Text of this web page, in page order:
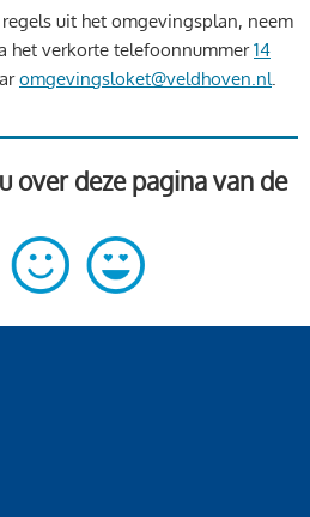
uit het omgevingsplan, neem
het verkorte telefoonnummer14
omgevingsloket@veldhoven.nl
over deze pagina van de